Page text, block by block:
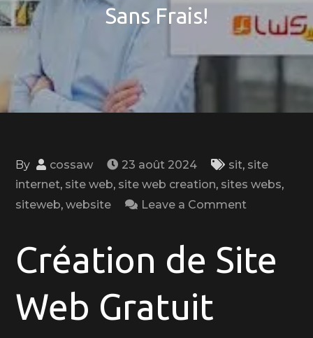
Sans Frais!
By cossaw 23 août 2024 sit, site
internet, site web, site web creation, sites webs,
siteweb,website Leave a Comment
la
Création de Site
Web Gratuit